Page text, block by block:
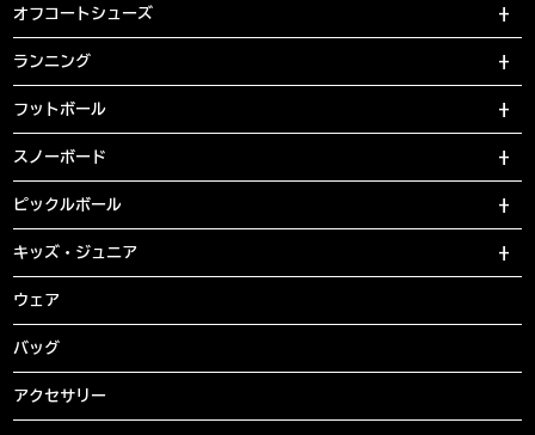
オフコートシューズ
ランニング
フットボール
スノーボード
ピックルボール
キッズ・ジュニア
ウェア
バッグ
アクセサリー